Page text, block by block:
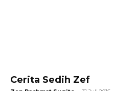
Cerita Sedih Zef